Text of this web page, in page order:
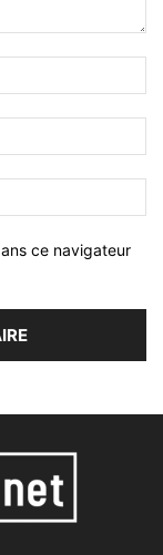
ce navigateur